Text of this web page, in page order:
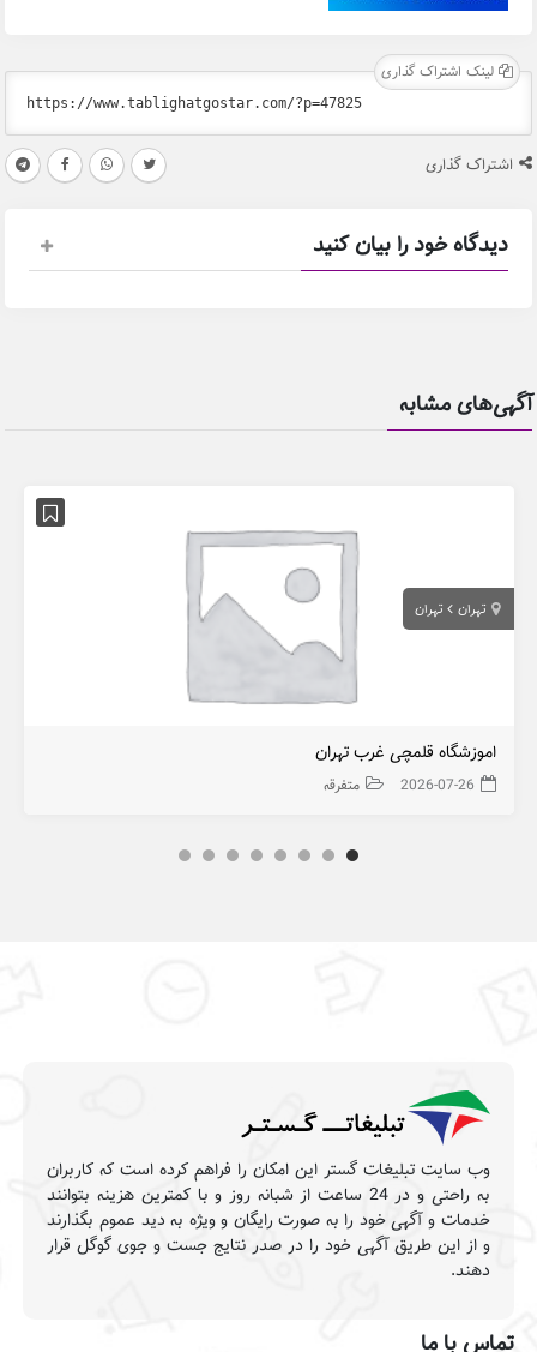
لینک اشتراک گذاری
اشتراک گذاری
دیدگاه خود را بیان کنید
آگهی‌های مشابه
تهران تهران
اموزشگاه قلمچی غرب تهران
2026-07-26 متفرقه
وب سایت تبلیغات گستر این امکان را فراهم کرده است که کاربران
به راحتی و در 24 ساعت از شبانه روز و با کمترین هزینه بتوانند
خدمات و آگهی خود را به صورت رایگان و ویژه به دید عموم بگذارند
و از این طریق آگهی خود را در صدر نتایج جست و جوی گوگل قرار
دهند.
تماس با ما